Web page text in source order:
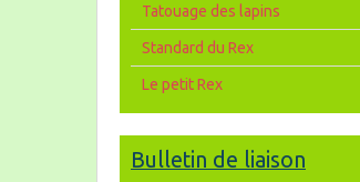
Tatouage des lapins
Standard du Rex
Le petit Rex
Bulletin de liaison